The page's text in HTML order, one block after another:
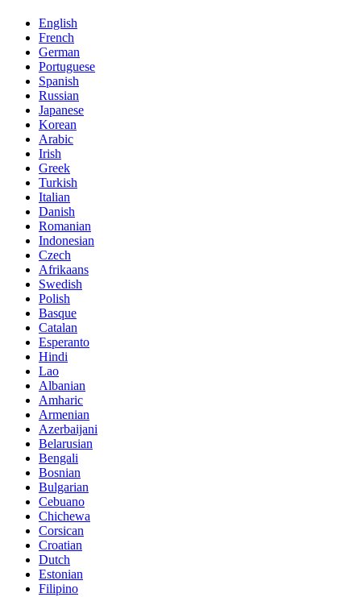
English
French
German
Portuguese
Spanish
Russian
Japanese
Korean
Arabic
Irish
Greek
Turkish
Italian
Danish
Romanian
Indonesian
Czech
Afrikaans
Swedish
Polish
Basque
Catalan
Esperanto
Hindi
Lao
Albanian
Amharic
Armenian
Azerbaijani
Belarusian
Bengali
Bosnian
Bulgarian
Cebuano
Chichewa
Corsican
Croatian
Dutch
Estonian
Filipino